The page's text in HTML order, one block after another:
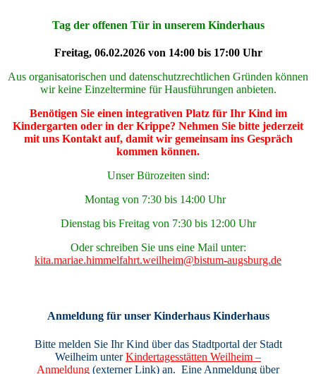
Tag der offenen Tür in unserem Kinderhaus
Freitag, 06.02.2026 von 14:00 bis 17:00 Uhr
Aus organisatorischen und datenschutzrechtlichen Gründen können
wir keine Einzeltermine für Hausführungen anbieten.
Benötigen Sie einen integrativen Platz für Ihr Kind im
Kindergarten oder in der Krippe? Nehmen Sie bitte jederzeit
mit uns Kontakt auf, damit wir gemeinsam ins Gespräch
kommen können.
Unser Bürozeiten sind:
Montag von 7:30 bis 14:00 Uhr
Dienstag bis Freitag von 7:30 bis 12:00 Uhr
Oder schreiben Sie uns eine Mail unter:
kita.mariae.himmelfahrt.weilheim@bistum-augsburg.de
Anmeldung für unser KinderhausKinderhaus
Bitte melden Sie Ihr Kind über das Stadtportal der Stadt
Weilheim unterKindertagesstätten Weilheim –
Anmeldung (externer Link) an. Eine Anmeldung über